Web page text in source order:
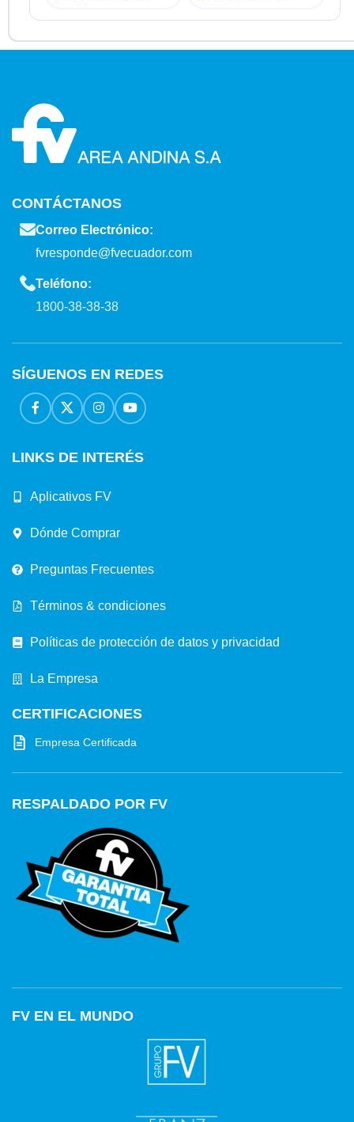
CONTÁCTANOS
Correo Electrónico:
fvresponde@fvecuador.com
Teléfono:
1800-38-38-38
SÍGUENOS EN REDES
LINKS DE INTERÉS
Aplicativos FV
Dónde Comprar
Preguntas Frecuentes
Términos & condiciones
Políticas de protección de datos y privacidad
La Empresa
CERTIFICACIONES
Empresa Certificada
RESPALDADO POR FV
FV EN EL MUNDO